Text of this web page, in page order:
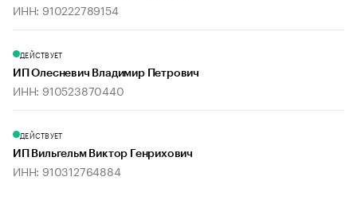
ИНН: 910222789154
ДЕЙСТВУЕТ
ИП Олесневич Владимир Петрович
ИНН: 910523870440
ДЕЙСТВУЕТ
ИП Вильгельм Виктор Генрихович
ИНН: 910312764884